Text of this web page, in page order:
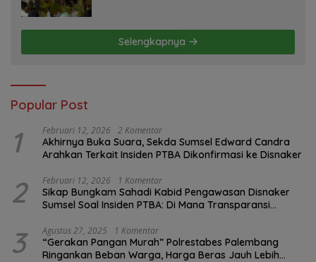
Selengkapnya
Popular Post
1 Februari 12, 2026 2 Komentar
Akhirnya Buka Suara, Sekda Sumsel Edward Candra
Arahkan Terkait Insiden PTBA Dikonfirmasi ke Disnaker
2 Februari 12, 2026 1 Komentar
Sikap Bungkam Sahadi Kabid Pengawasan Disnaker
Sumsel Soal Insiden PTBA: Di Mana Transparansi
3 Agustus 27, 2025 1 Komentar
“Gerakan Pangan Murah” Polrestabes Palembang
Ringankan Beban Warga, Harga Beras Jauh Lebih